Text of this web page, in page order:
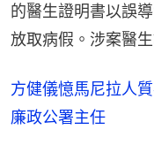
的醫生證明書以誤
放取病假。涉案醫
方健儀憶馬尼拉人
廉政公署主任